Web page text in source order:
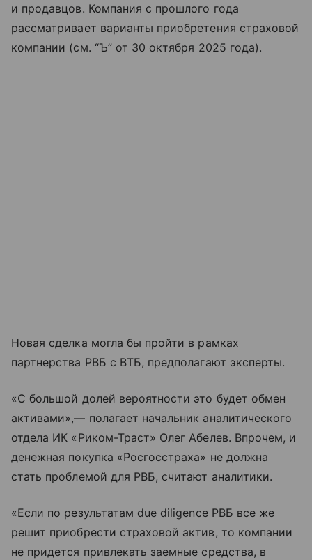
и продавцов. Компания с прошлого года
рассматривает варианты приобретения страховой
компании (см. “Ъ” от 30 октября 2025 года).
Новая сделка могла бы пройти в рамках
партнерства РВБ с ВТБ, предполагают эксперты.
«С большой долей вероятности это будет обмен
активами»,— полагает начальник аналитического
отдела ИК «Риком-Траст» Олег Абелев. Впрочем, и
денежная покупка «Росгосстраха» не должна
стать проблемой для РВБ, считают аналитики.
«Если по результатам due diligence РВБ все же
решит приобрести страховой актив, то компании
не придется привлекать заемные средства, в